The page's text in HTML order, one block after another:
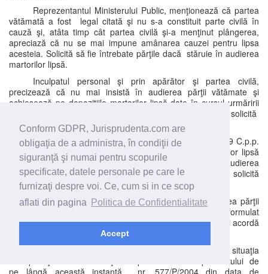
Conform GDPR, Jurisprudenta.com are
obligaţia de a administra, în condiţii de
siguranţă şi numai pentru scopurile
specificate, datele personale pe care le
furnizaţi despre voi. Ce, cum si in ce scop
aflati din pagina
Politica de Confidentialitate
Accept
Reprezentantul Ministerului Public, menţionează că partea
vătămată a fost legal citată şi nu s-a constituit parte civilă în
cauză şi, atâta timp cât partea civilă şi-a menţinut plângerea,
apreciază că nu se mai impune amânarea cauzei pentru lipsa
acesteia. Solicită să fie întrebate părţile dacă stăruie în audierea
martorilor lipsă.
Inculpatul personal şi prin apărător şi partea civilă,
precizează că nu mai insistă în audierea părţii vătămate şi
achiesează pe depoziţiile martorilor lipsă date în cursul urmăririi
penale , nu mai au alte cereri de formulat în cauză şi solicită
acordarea cuvântului asupra fondului.
Reprezentantul Ministerului Public , în baza art. 329 C.p.p.
solicită să se ia act că achiesează pe depoziţiile martorilor lipsă
date în cursul urmăririi penale şi nu mai insistă în audierea
acestora. Nu mai are cereri de formulat în cauză şi solicită
acordarea cuvântului asupra fondului.
Instanţa, ia act că părţile nu mai insistă în audierea părţii
vătămate şi a martorilor lipsă, că nu mai au alte cereri de formulat
în cauză, constată terminată cercetarea judecătorească şi acordă
cuvântul asupra fondului.
Reprezentantul Ministerului Public expune pe larg situaţia
de fapt aşa cum a fost reţinută prin rechizitoriul parchetului de
pe lângă această instanţă nr. 577/P/2004 din data de